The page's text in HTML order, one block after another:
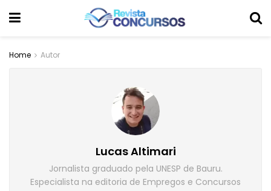
Home Autor
Lucas Altimari
Jornalista graduado pela UNESP de Bauru.
Especialista na editoria de Empregos e Concursos